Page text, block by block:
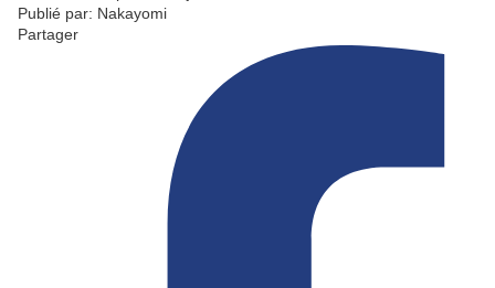
Publié par: Nakayomi
Partager